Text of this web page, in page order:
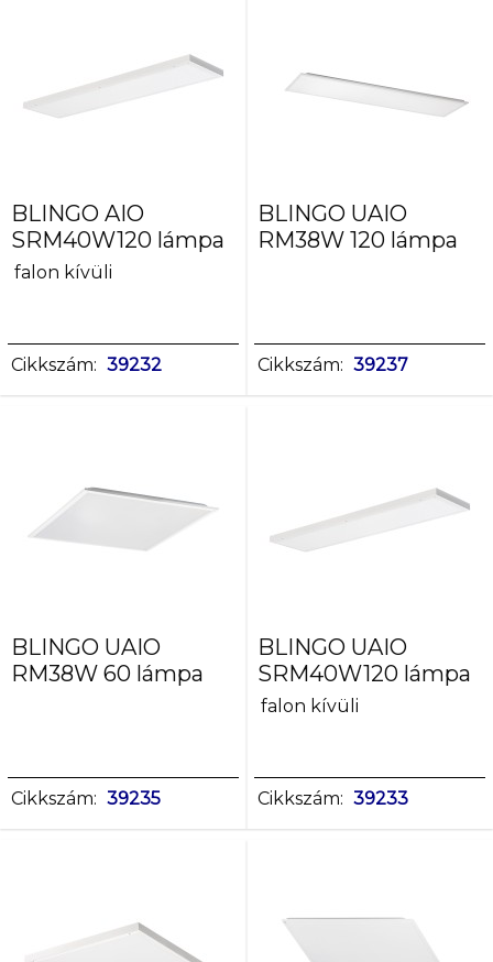
BLINGO AIO
SRM40W120 lámpa
falon kívüli
Cikkszám: 39232
BLINGO UAIO
RM38W 120 lámpa
Cikkszám: 39237
BLINGO UAIO
RM38W 60 lámpa
Cikkszám: 39235
BLINGO UAIO
SRM40W120 lámpa
falon kívüli
Cikkszám: 39233